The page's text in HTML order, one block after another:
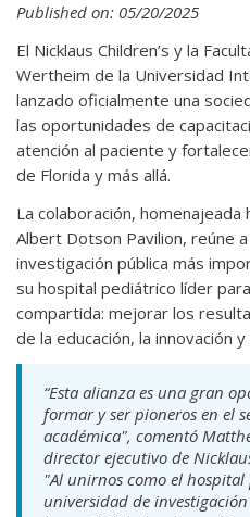
Published on: 05/20/2025
El Nicklaus Children’s y la
Wertheim de la Universidad
lanzado oficialmente una
las oportunidades de
atención al paciente y
de Florida y más allá.
La colaboración, homenajeada
Albert Dotson Pavilion, reúne
investigación pública más
su hospital pediátrico líder
compartida: mejorar los
de la educación, la innovación y
“Esta alianza es una gran
formar y ser pioneros en el
académica", comentó
director ejecutivo de
"Al unirnos como el
universidad de